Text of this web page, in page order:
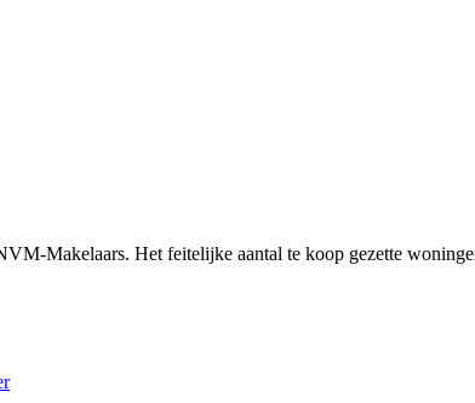
Makelaars. Het feitelijke aantal te koop gezette